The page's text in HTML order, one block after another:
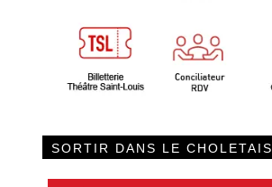
SORTIR DANS LE CHOLETAIS